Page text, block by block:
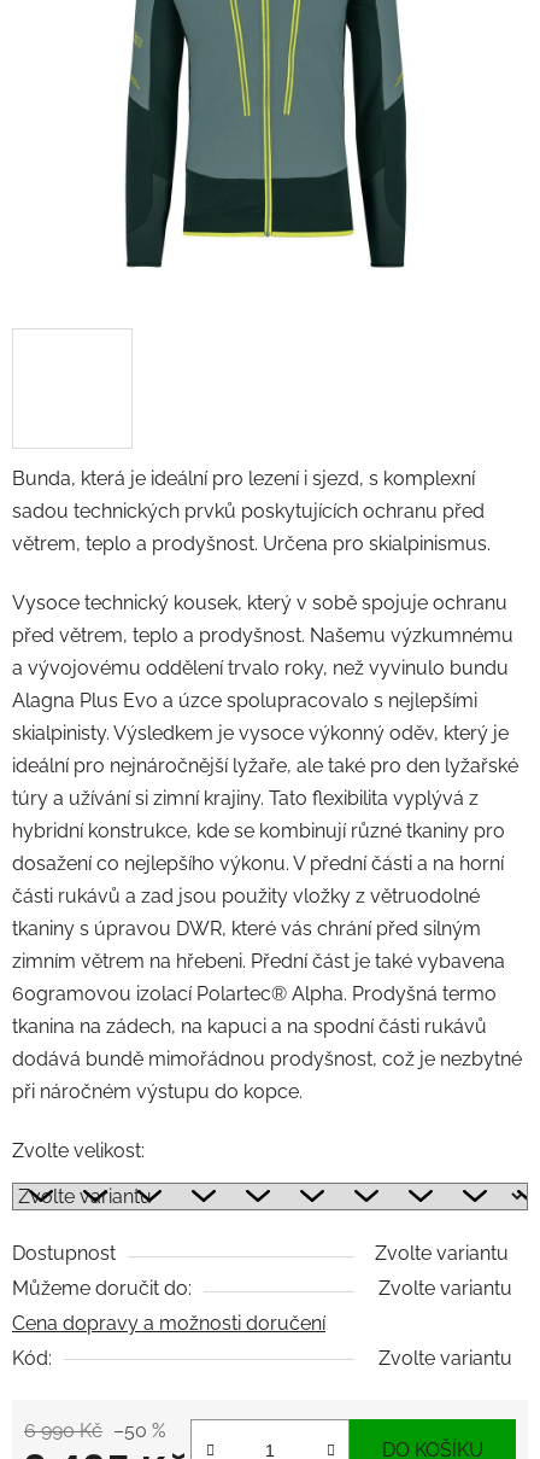
Bunda, která je ideální pro lezení i sjezd, s komplexní
sadou technických prvků poskytujících ochranu před
větrem, teplo a prodyšnost. Určena pro skialpinismus.
Vysoce technický kousek, který v sobě spojuje ochranu
před větrem, teplo a prodyšnost. Našemu výzkumnému
a vývojovému oddělení trvalo roky, než vyvinulo bundu
Alagna Plus Evo a úzce spolupracovalo s nejlepšími
skialpinisty. Výsledkem je vysoce výkonný oděv, který je
ideální pro nejnáročnější lyžaře, ale také pro den lyžařské
túry a užívání si zimní krajiny. Tato flexibilita vyplývá z
hybridní konstrukce, kde se kombinují různé tkaniny pro
dosažení co nejlepšího výkonu. V přední části a na horní
části rukávů a zad jsou použity vložky z větruodolné
tkaniny s úpravou DWR, které vás chrání před silným
zimním větrem na hřebeni. Přední část je také vybavena
60gramovou izolací Polartec® Alpha. Prodyšná termo
tkanina na zádech, na kapuci a na spodní části rukávů
dodává bundě mimořádnou prodyšnost, což je nezbytné
při náročném výstupu do kopce.
Zvolte velikost:
Dostupnost
Zvolte variantu
Můžeme doručit do:
Zvolte variantu
Cena dopravy a možnosti doručení
Kód:
Zvolte variantu
6 990 Kč –50 %
DO KOŠÍKU